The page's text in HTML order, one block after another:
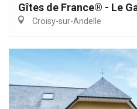
Gîtes de France® - Le
Croisy-sur-Andelle